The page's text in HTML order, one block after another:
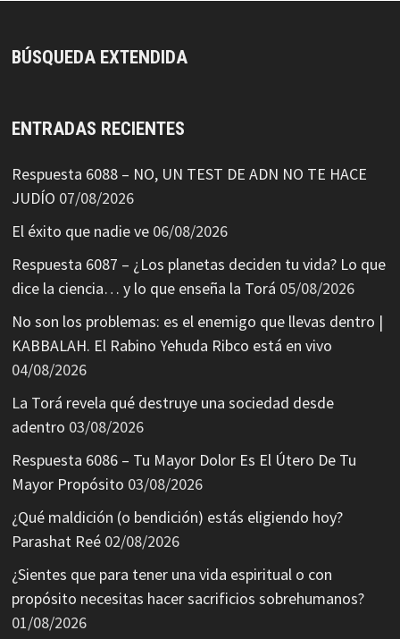
BÚSQUEDA EXTENDIDA
ENTRADAS RECIENTES
Respuesta 6088 – NO, UN TEST DE ADN NO TE HACE
JUDÍO 07/08/2026
El éxito que nadie ve 06/08/2026
Respuesta 6087 – ¿Los planetas deciden tu vida? Lo que
dice la ciencia… y lo que enseña la Torá 05/08/2026
No son los problemas: es el enemigo que llevas dentro |
KABBALAH. El Rabino Yehuda Ribco está en vivo
04/08/2026
La Torá revela qué destruye una sociedad desde
adentro 03/08/2026
Respuesta 6086 – Tu Mayor Dolor Es El Útero De Tu
Mayor Propósito 03/08/2026
¿Qué maldición (o bendición) estás eligiendo hoy?
Parashat Reé 02/08/2026
¿Sientes que para tener una vida espiritual o con
propósito necesitas hacer sacrificios sobrehumanos?
01/08/2026